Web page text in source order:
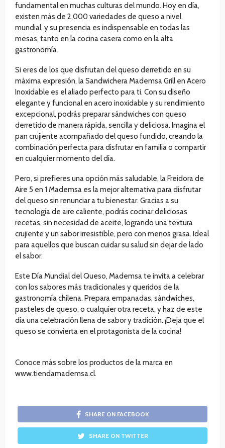
fundamental en muchas culturas del mundo. Hoy en día,
existen más de 2,000 variedades de queso a nivel
mundial, y su presencia es indispensable en todas las
mesas, tanto en la cocina casera como en la alta
gastronomía.
Si eres de los que disfrutan del queso derretido en su
máxima expresión, la Sandwichera Mademsa Grill en Acero
Inoxidable es el aliado perfecto para ti. Con su diseño
elegante y funcional en acero inoxidable y su rendimiento
excepcional, podrás preparar sándwiches con queso
derretido de manera rápida, sencilla y deliciosa. Imagina el
pan crujiente acompañado del queso fundido, creando la
combinación perfecta para disfrutar en familia o compartir
en cualquier momento del día.
Pero, si prefieres una opción más saludable, la Freidora de
Aire 5 en 1 Mademsa es la mejor alternativa para disfrutar
del queso sin renunciar a tu bienestar. Gracias a su
tecnología de aire caliente, podrás cocinar deliciosas
recetas, sin necesidad de aceite, logrando una textura
crujiente y un sabor irresistible, pero con menos grasa. Ideal
para aquellos que buscan cuidar su salud sin dejar de lado
el sabor.
Este Día Mundial del Queso, Mademsa te invita a celebrar
con los sabores más tradicionales y queridos de la
gastronomía chilena. Prepara empanadas, sándwiches,
pasteles de queso, o cualquier otra receta, y haz de este
día una celebración llena de sabor y tradición. ¡Deja que el
queso se convierta en el protagonista de la cocina!
Conoce más sobre los productos de la marca en
www.tiendamademsa.cl.
SHARE ON FACEBOOK
SHARE ON TWITTER